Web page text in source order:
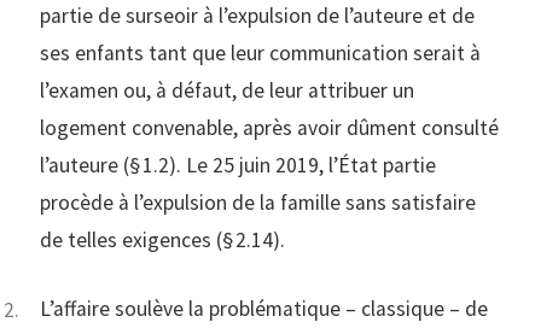
partie de surseoir à l’expulsion de l’auteure et de
ses enfants tant que leur communication serait à
l’examen ou, à défaut, de leur attribuer un
logement convenable, après avoir dûment consulté
l’auteure (§ 1.2). Le 25 juin 2019, l’État partie
procède à l’expulsion de la famille sans satisfaire
de telles exigences (§ 2.14).
L’affaire soulève la problématique – classique – de